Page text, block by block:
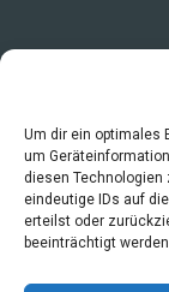
Um dir ein optimales
um
diesen
eindeutige IDs auf
erteilst oder
beeinträchtigt